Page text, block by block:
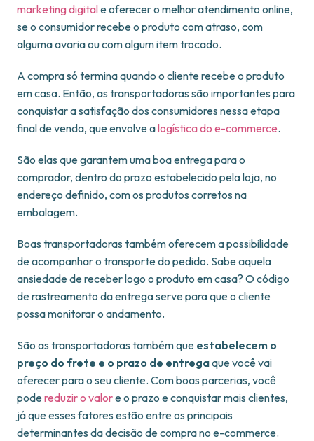
marketing digitale oferecer o melhor atendimento online,
se o consumidor recebe o produto com atraso, com
alguma avaria ou com algum item trocado.
A compra só termina quando o cliente recebe o produto
em casa. Então, as transportadoras são importantes para
conquistar a satisfação dos consumidores nessa etapa
final de venda, que envolve alogística do e-commerce.
São elas que garantem uma boa entrega para o
comprador, dentro do prazo estabelecido pela loja, no
endereço definido, com os produtos corretos na
embalagem.
Boas transportadoras também oferecem a possibilidade
de acompanhar o transporte do pedido. Sabe aquela
ansiedade de receber logo o produto em casa? O código
de rastreamento da entrega serve para que o cliente
possa monitorar o andamento.
São as transportadoras também que estabelecem o
preço do frete e o prazo de entregaque você vai
oferecer para o seu cliente. Com boas parcerias, você
podereduzir o valore o prazo e conquistar mais clientes,
já que esses fatores estão entre os principais
determinantes da decisão de compra no e-commerce.